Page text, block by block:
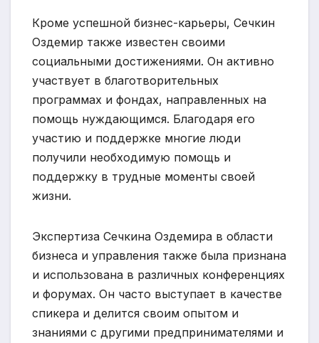
Кроме успешной бизнес-карьеры, Сечкин
Оздемир также известен своими
социальными достижениями. Он активно
участвует в благотворительных
программах и фондах, направленных на
помощь нуждающимся. Благодаря его
участию и поддержке многие люди
получили необходимую помощь и
поддержку в трудные моменты своей
жизни.
Экспертиза Сечкина Оздемира в области
бизнеса и управления также была признана
и использована в различных конференциях
и форумах. Он часто выступает в качестве
спикера и делится своим опытом и
знаниями с другими предпринимателями и